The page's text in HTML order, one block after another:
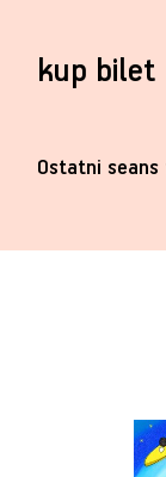
kup bilet
Ostatni